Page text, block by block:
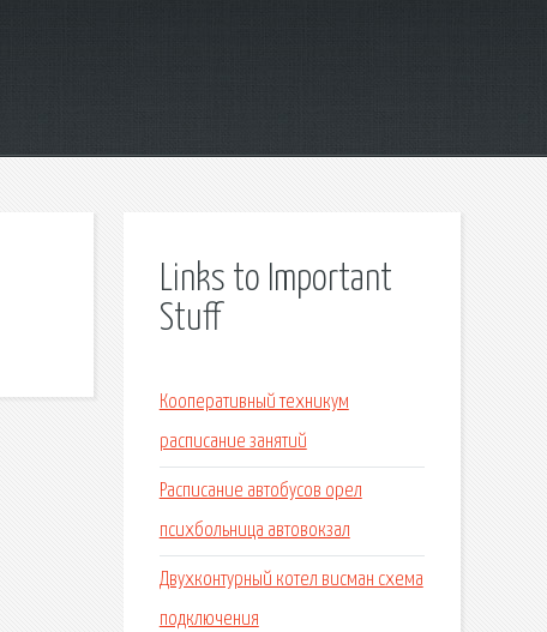
Links to Important
Stuff
Кооперативный техникум
расписание занятий
Расписание автобусов орел
психбольница автовокзал
Двухконтурный котел висман схема
подключения